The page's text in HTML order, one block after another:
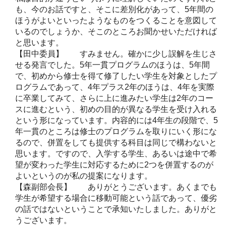
も、今のお話ですと、そこに差別化があって、5年間の
ほうがよいといったようなものをつくることを意図して
いるのでしょうか、そこのところお聞かせいただければ
と思います。
【田中委員】 すみません。確かに少し誤解を生じさ
せる発言でした。5年一貫プログラムのほうは、5年間
で、初めから修士を得て修了したい学生を対象としたプ
ログラムであって、4年プラス2年のほうは、4年を実際
に卒業してみて、さらに上に進みたい学生は2年のコー
スに進むという、初めの目的が異なる学生を受け入れる
という形になっています。内容的には4年生の段階で、5
年一貫のところは修士のプログラムを取りにいく形にな
るので、併置をしても提供する科目は同じで構わないと
思います。ですので、入学する学生、あるいは途中で希
望が変わった学生に対応するために2つを併置するのが
よいというのが私の提案になります。
【森副部会長】 ありがとうございます。あくまでも
学生が希望する場合に移動可能という話であって、優劣
の話ではないということで承知いたしました。ありがと
うございます。